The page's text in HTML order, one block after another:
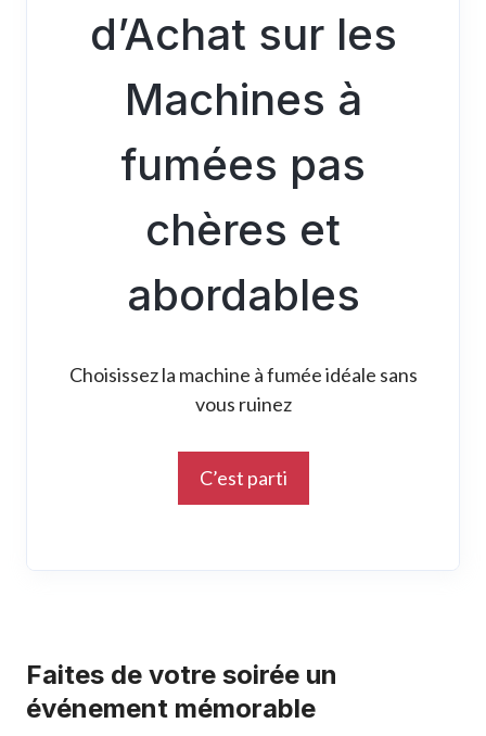
d’Achat sur les
Machines à
fumées pas
chères et
abordables
Choisissez la machine à fumée idéale sans
vous ruinez
C’est parti
Faites de votre soirée un
événement mémorable